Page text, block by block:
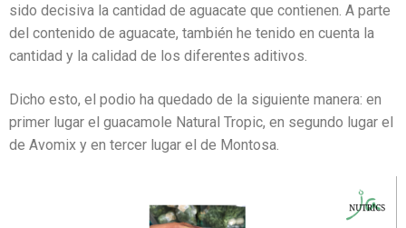
sido decisiva la cantidad de aguacate que contienen. A parte
del contenido de aguacate, también he tenido en cuenta la
cantidad y la calidad de los diferentes aditivos.
Dicho esto, el podio ha quedado de la siguiente manera: en
primer lugar el guacamole Natural Tropic, en segundo lugar el
de Avomix y en tercer lugar el de Montosa.